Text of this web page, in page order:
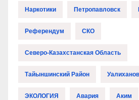
Наркотики Петропавловск
Референдум СКО
Северо-Казахстанская Область
Тайыншинский Район
ЭКОЛОГИЯ Авария Аким